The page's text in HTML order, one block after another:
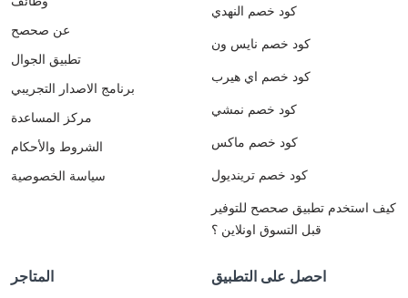
عن صحصح
تطبيق الجوال
برنامج الاصدار التجريبي
مركز المساعدة
الشروط والأحكام
سياسة الخصوصية
كود خصم النهدي
كود خصم نايس ون
كود خصم اي هيرب
كود خصم نمشي
كود خصم ماكس
كود خصم ترينديول
كيف استخدم تطبيق صحصح للتوفير
قبل التسوق اونلاين ؟
المتاجر احصل على التطبيق